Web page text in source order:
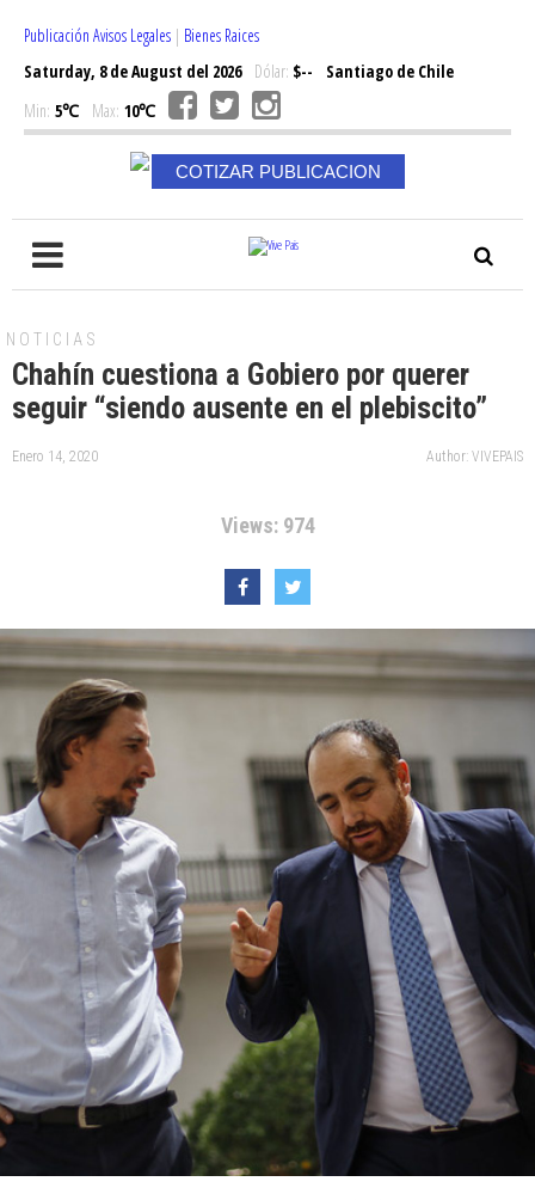
Publicación Avisos Legales | Bienes Raices
Saturday, 8 de August del 2026Dólar: $--
Santiago de Chile
Min: 5℃ Max: 10℃
COTIZAR PUBLICACION
NOTICIAS
Chahín cuestiona a Gobiero por querer
seguir “siendo ausente en el plebiscito”
Enero 14, 2020 Author: VIVEPAIS
Views: 974